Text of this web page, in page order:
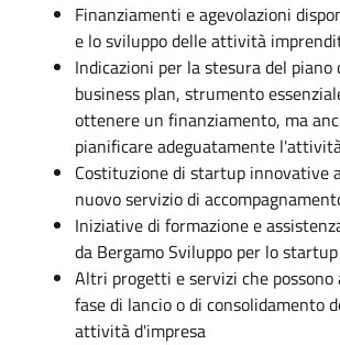
Finanziamenti e agevolazioni
e lo sviluppo delle attività
Indicazioni per la stesura del piano
business plan, strumento
ottenere un finanziamento, ma
pianificare adeguatamente
Costituzione di startup innovative
nuovo servizio di
Iniziative di formazione e
da Bergamo Sviluppo per lo
Altri progetti e servizi che possono
fase di lancio o di consolidamento
attività d'impresa